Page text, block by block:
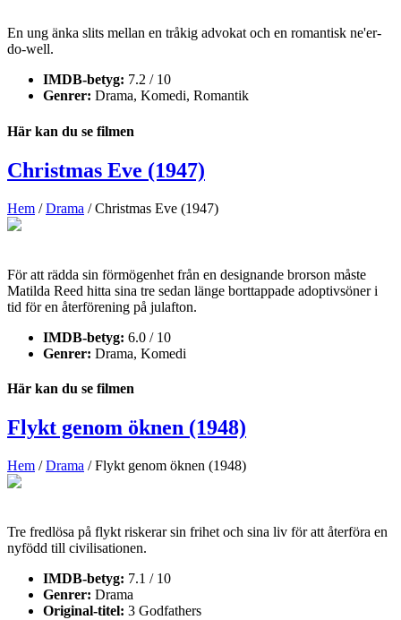
En ung änka slits mellan en tråkig advokat och en romantisk ne'er-
do-well.
IMDB-betyg: 7.2 / 10
Genrer: Drama, Komedi, Romantik
Här kan du se filmen
Christmas Eve (1947)
Hem /Drama / Christmas Eve (1947)
För att rädda sin förmögenhet från en designande brorson måste
Matilda Reed hitta sina tre sedan länge borttappade adoptivsöner i
tid för en återförening på julafton.
IMDB-betyg: 6.0 / 10
Genrer: Drama, Komedi
Här kan du se filmen
Flykt genom öknen (1948)
Hem /Drama / Flykt genom öknen (1948)
Tre fredlösa på flykt riskerar sin frihet och sina liv för att återföra en
nyfödd till civilisationen.
IMDB-betyg: 7.1 / 10
Genrer: Drama
Original-titel: 3 Godfathers